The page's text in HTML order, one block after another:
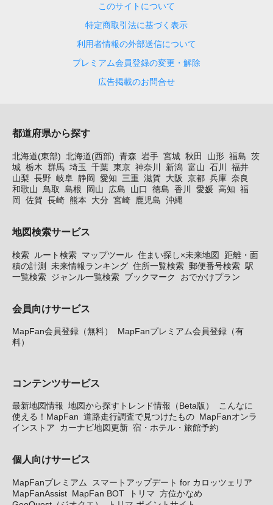
このサイトについて
特定商取引法に基づく表示
利用者情報の外部送信について
プレミアム会員登録の変更・解除
広告掲載のお問合せ
都道府県から探す
北海道(東部) 北海道(西部) 青森 岩手 宮城 秋田 山形 福島 茨
城 栃木 群馬 埼玉 千葉 東京 神奈川 新潟 富山 石川
福井
山梨 長野 岐阜 静岡 愛知 三重 滋賀 大阪 京都 兵庫 奈良
和歌山
鳥取 島根 岡山 広島 山口 徳島 香川 愛媛 高知 福
岡
佐賀 長崎 熊本 大分 宮崎 鹿児島 沖縄
地図検索サービス
検索 ルート検索 マップツール 住まい探し×未来地図
距離・面
積の計測 未来情報ランキング 住所一覧検索 郵便番号検索 駅
一覧検索 ジャンル一覧検索 ブックマーク おでかけプラン
会員向けサービス
MapFan会員登録（無料）
MapFanプレミアム会員登録（有
料）
コンテンツサービス
最新地図情報 地図から探すトレンド情報（Beta版）
こんなに
使える！MapFan 道路走行調査で見つけたもの MapFanオンラ
インストア
カーナビ地図更新 宿・ホテル・旅館予約
個人向けサービス
MapFanプレミアム
スマートアップデート for カロッツェリア
MapFanAssist MapFan BOT トリマ 方位かなめ